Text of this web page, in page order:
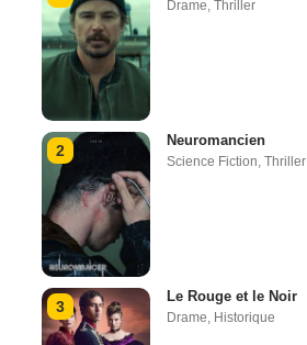
Drame, Thriller
2
Neuromancien
Science Fiction, Thriller
3
Le Rouge et le Noir
Drame, Historique